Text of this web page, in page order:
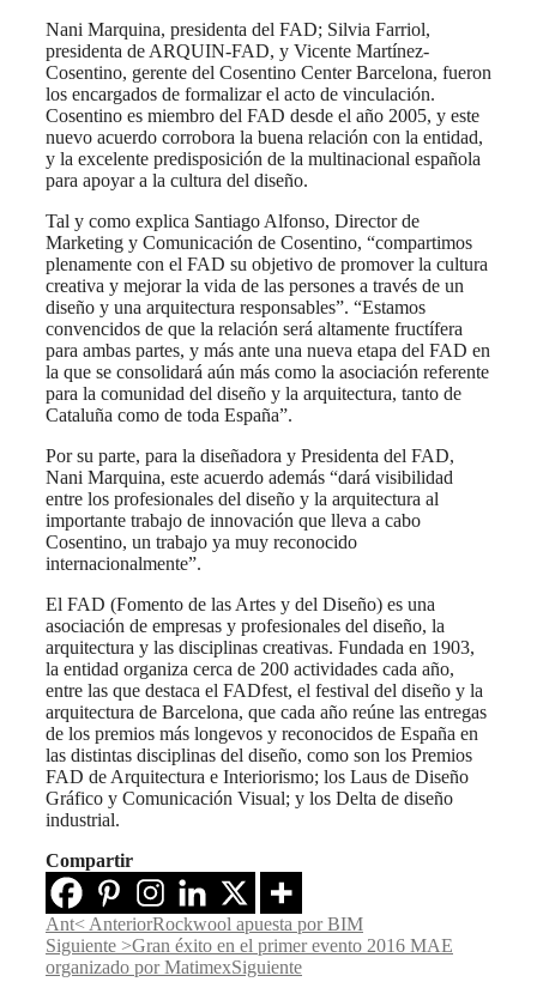
Nani Marquina, presidenta del FAD; Silvia Farriol,
presidenta de ARQUIN-FAD, y Vicente Martínez-
Cosentino, gerente del Cosentino Center Barcelona, fueron
los encargados de formalizar el acto de vinculación.
Cosentino es miembro del FAD desde el año 2005, y este
nuevo acuerdo corrobora la buena relación con la entidad,
y la excelente predisposición de la multinacional española
para apoyar a la cultura del diseño.
Tal y como explica Santiago Alfonso, Director de
Marketing y Comunicación de Cosentino, “compartimos
plenamente con el FAD su objetivo de promover la cultura
creativa y mejorar la vida de las persones a través de un
diseño y una arquitectura responsables”. “Estamos
convencidos de que la relación será altamente fructífera
para ambas partes, y más ante una nueva etapa del FAD en
la que se consolidará aún más como la asociación referente
para la comunidad del diseño y la arquitectura, tanto de
Cataluña como de toda España”.
Por su parte, para la diseñadora y Presidenta del FAD,
Nani Marquina, este acuerdo además “dará visibilidad
entre los profesionales del diseño y la arquitectura al
importante trabajo de innovación que lleva a cabo
Cosentino, un trabajo ya muy reconocido
internacionalmente”.
El FAD (Fomento de las Artes y del Diseño) es una
asociación de empresas y profesionales del diseño, la
arquitectura y las disciplinas creativas. Fundada en 1903,
la entidad organiza cerca de 200 actividades cada año,
entre las que destaca el FADfest, el festival del diseño y la
arquitectura de Barcelona, que cada año reúne las entregas
de los premios más longevos y reconocidos de España en
las distintas disciplinas del diseño, como son los Premios
FAD de Arquitectura e Interiorismo; los Laus de Diseño
Gráfico y Comunicación Visual; y los Delta de diseño
industrial.
Compartir
Ant< AnteriorRockwool apuesta por BIM
Siguiente >Gran éxito en el primer evento 2016 MAE
organizado por MatimexSiguiente